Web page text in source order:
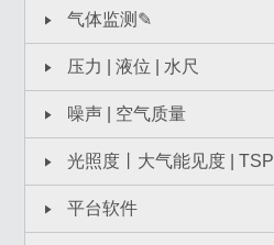
气体监测✎
压力 | 液位 | 水尺
噪声 | 空气质量
光照度丨大气能见度 | TSP
平台软件